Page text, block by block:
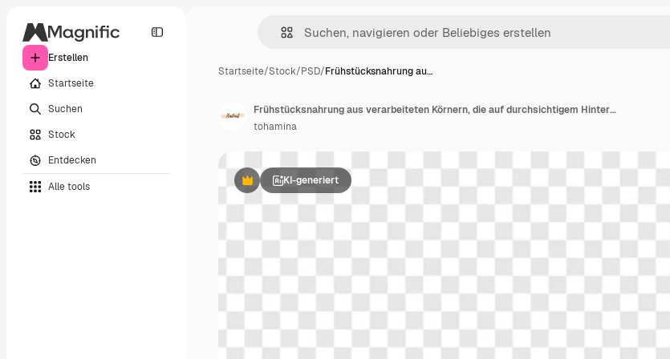
Erstellen
Startseite
Suchen
Stock
Entdecken
Alle tools
Startseite/Stock/PSD/Frühstücksnahrung au…
PremiumKI-generiert
Frühstücksnahrung aus verarbeiteten Körnern, die auf durchsichtigem Hintergrund isoliert sind
tohamina